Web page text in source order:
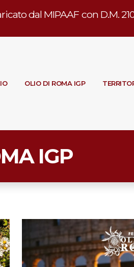
dal MIPAAF con D.M.
OLIO DI ROMA IGP
IGP